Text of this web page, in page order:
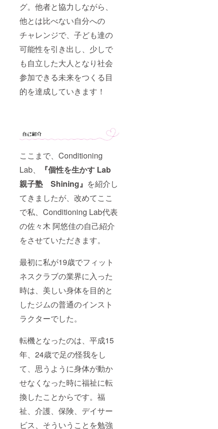
グ。他者と協力しながら、
他とは比べない自分への
チャレンジで、子ども達の
可能性を引き出し、少しで
も自立した大人となり社会
参加できる未来をつくる目
的を達成していきます！
ここまで、Conditioning
Lab、
『個性を生かす Lab
親子塾 Shining』 を紹介し
てきましたが、改めてここ
で私、Conditioning Lab代表
の佐々木 阿悠佳の自己紹介
をさせていただきます。
最初に私が19歳でフィット
ネスクラブの業界に入った
時は、美しい身体を目的と
したジムの普通のインスト
ラクターでした。
転機となったのは、平成15
年、24歳で足の怪我をし
て、思うように身体が動か
せなくなった時に福祉に転
換したことからです。福
祉、介護、保険、デイサー
ビス、そういうことを勉強